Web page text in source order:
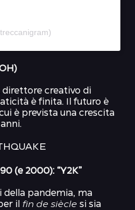
creativo di
è finita. Il futuro è
è prevista una crescita
(e 2000): “Y2K”
pandemia, ma
il fin de siècle si sia